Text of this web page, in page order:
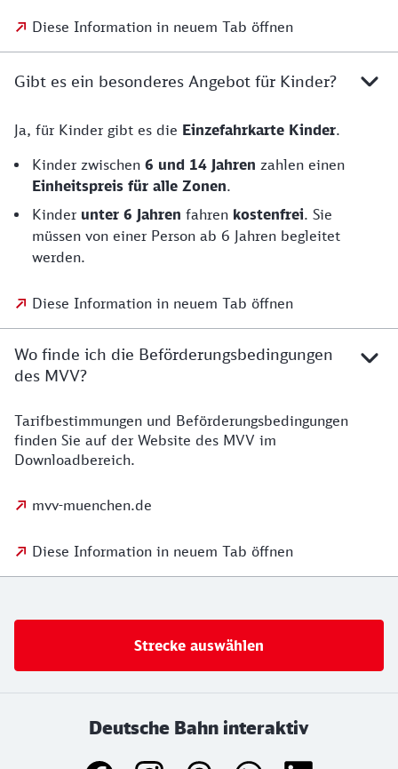
Diese Information in neuem Tab öffnen
Gibt es ein besonderes Angebot für Kinder?
Ja, für Kinder gibt es die Einzefahrkarte Kinder.
Kinder zwischen 6 und 14 Jahren zahlen einen
Einheitspreis für alle Zonen.
Kinder unter 6 Jahren fahren kostenfrei. Sie
müssen von einer Person ab 6 Jahren begleitet
werden.
Diese Information in neuem Tab öffnen
Wo finde ich die Beförderungsbedingungen
des MVV?
Tarifbestimmungen und Beförderungsbedingungen
finden Sie auf der Website des MVV im
Downloadbereich.
mvv-muenchen.de
Diese Information in neuem Tab öffnen
Strecke auswählen
Deutsche Bahn interaktiv